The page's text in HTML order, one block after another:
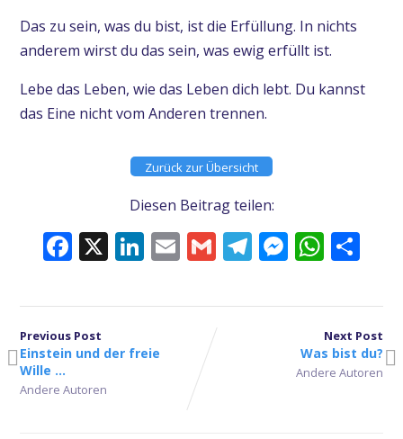
Das zu sein, was du bist, ist die Erfüllung. In nichts
anderem wirst du das sein, was ewig erfüllt ist.
Lebe das Leben, wie das Leben dich lebt. Du kannst
das Eine nicht vom Anderen trennen.
Zurück zur Übersicht
Diesen Beitrag teilen:
Facebook
X LinkedIn
EmailGmailTelegram
Previous Post
Einstein und der freie
Wille …
Andere Autoren
Next Post
Was bist du?
Andere Autoren